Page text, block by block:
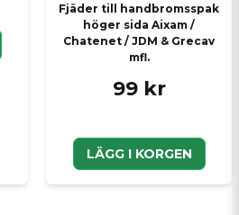
Fjäder till handbromsspak
höger sida Aixam /
Chatenet / JDM & Grecav
mfl.
99 kr
LÄGG I KORGEN